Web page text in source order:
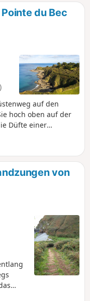
du Bec
auf den
hoch oben auf der
Düfte einer
neuen
Zeiten. Entlang
einem ruhigen und
Geschichten und
von